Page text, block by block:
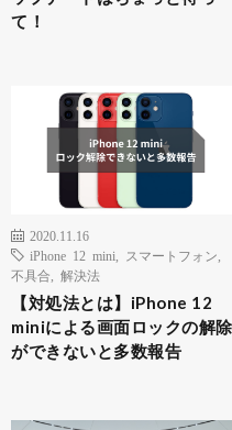
て！
2020.11.16
iPhone 12 mini
スマートフォン
不具合
解決法
【対処法とは】iPhone 12
miniによる画面ロックの解除
ができないと多数報告